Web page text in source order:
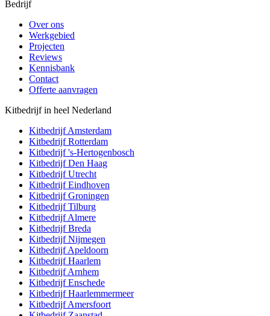
Bedrijf
Over ons
Werkgebied
Projecten
Reviews
Kennisbank
Contact
Offerte aanvragen
Kitbedrijf in heel Nederland
KitbedrijfAmsterdam
KitbedrijfRotterdam
Kitbedrijf's-Hertogenbosch
KitbedrijfDen Haag
KitbedrijfUtrecht
KitbedrijfEindhoven
KitbedrijfGroningen
KitbedrijfTilburg
KitbedrijfAlmere
KitbedrijfBreda
KitbedrijfNijmegen
KitbedrijfApeldoorn
KitbedrijfHaarlem
KitbedrijfArnhem
KitbedrijfEnschede
KitbedrijfHaarlemmermeer
KitbedrijfAmersfoort